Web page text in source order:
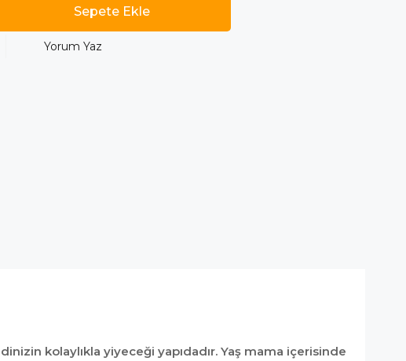
Yorum Yaz
kolaylıkla yiyeceği yapıdadır. Yaş mama içerisinde